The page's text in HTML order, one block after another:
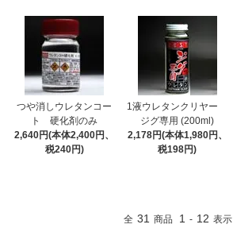
つや消しウレタンコー
ト 硬化剤のみ
2,640円(本体2,400円、
税240円)
1液ウレタンクリヤー
ジグ専用 (200ml)
2,178円(本体1,980円、
税198円)
全 31 商品 1 - 12 表示